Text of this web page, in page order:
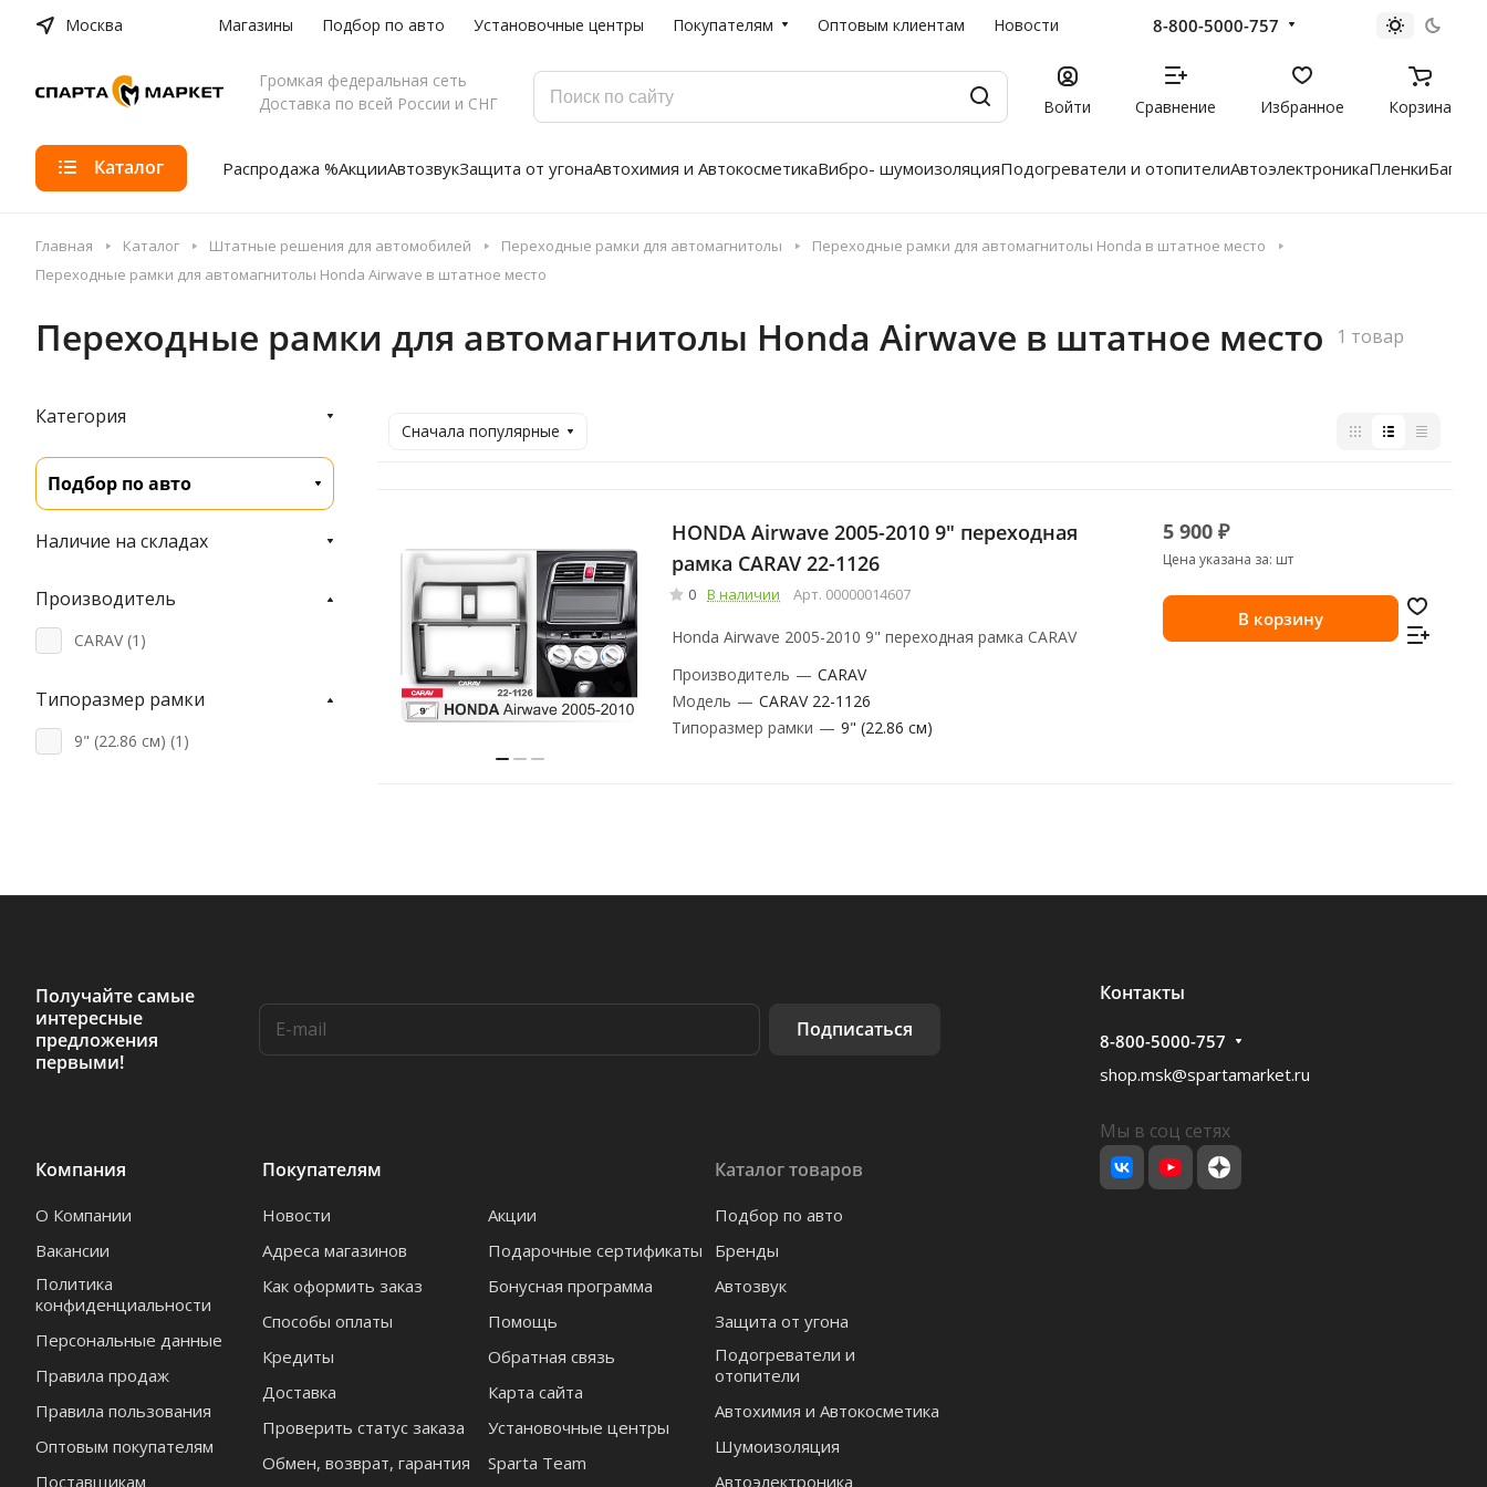
Москва Магазины Подбор по авто Установочные центры Покупателям Оптовым клиентам Новости 8-800-5000-757
Громкая федеральная сеть
Доставка по всей России и СНГ
Войти Сравнение Избранное Корзина
Каталог Распродажа %АкцииАвтозвукЗащита от угонаАвтохимия и АвтокосметикаВибро- шумоизоляцияПодогреватели и отопителиАвтоэлектроникаПленки
Главная Каталог Штатные решения для автомобилей Переходные рамки для автомагнитолы
Переходные рамки для автомагнитолы Honda в штатное место
Переходные рамки для автомагнитолы Honda Airwave в штатное место
Переходные рамки для автомагнитолы Honda Airwave в штатное место 1 товар
Сначала популярные
HONDA Airwave 2005-2010 9" переходная
рамка CARAV 22-1126
0 В наличии Арт. 00000014607
Honda Airwave 2005-2010 9" переходная рамка CARAV
Производитель — CARAV
Модель — CARAV 22-1126
Типоразмер рамки — 9" (22.86 см)
5 900 ₽
Цена указана за: шт
В корзину
Категория
Подбор по авто
Наличие на складах
Производитель
CARAV (1 )
Типоразмер рамки
9" (22.86 см) (1 )
Получайте самые
интересные
предложения
первыми!
Подписаться
Компания
О Компании
Вакансии
Политика
конфиденциальности
Персональные данные
Правила продаж
Правила пользования
Оптовым покупателям
Поставщикам
Покупателям
Новости
Адреса магазинов
Как оформить заказ
Способы оплаты
Кредиты
Доставка
Проверить статус заказа
Обмен, возврат, гарантия
Акции
Подарочные сертификаты
Бонусная программа
Помощь
Обратная связь
Карта сайта
Установочные центры
Sparta Team
Каталог товаров
Подбор по авто
Бренды
Автозвук
Защита от угона
Подогреватели и
отопители
Автохимия и Автокосметика
Шумоизоляция
Автоэлектроника
Контакты
8-800-5000-757
shop.msk@spartamarket.ru
Мы в соц сетях